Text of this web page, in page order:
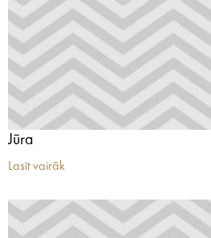
Jūra
Lasīt vairāk